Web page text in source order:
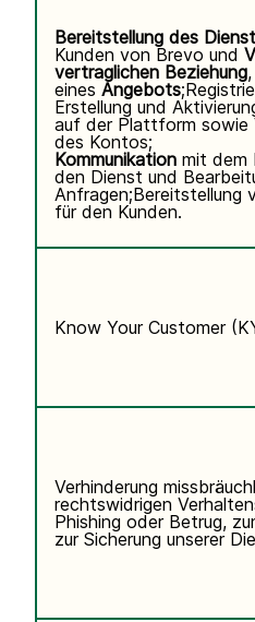
Bereitstellung des
Kunden von Brevo und
vertraglichen Beziehung
eines Angebots
Erstellung und
auf der Plattform sowie
des Kontos;
Kommunikation mit dem
den Dienst und
Anfragen;Bereitstellung
für den Kunden.
Know Your Customer
Verhinderung
rechtswidrigen
Phishing oder Betrug,
zur Sicherung unserer